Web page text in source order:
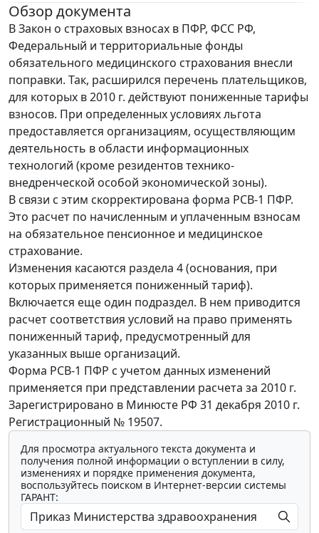
Обзор документа
В Закон о страховых взносах в ПФР, ФСС РФ,
Федеральный и территориальные фонды
обязательного медицинского страхования внесли
поправки. Так, расширился перечень плательщиков,
для которых в 2010 г. действуют пониженные тарифы
взносов. При определенных условиях льгота
предоставляется организациям, осуществляющим
деятельность в области информационных
технологий (кроме резидентов технико-
внедренческой особой экономической зоны).
В связи с этим скорректирована форма РСВ-1 ПФР.
Это расчет по начисленным и уплаченным взносам
на обязательное пенсионное и медицинское
страхование.
Изменения касаются раздела 4 (основания, при
которых применяется пониженный тариф).
Включается еще один подраздел. В нем приводится
расчет соответствия условий на право применять
пониженный тариф, предусмотренный для
указанных выше организаций.
Форма РСВ-1 ПФР с учетом данных изменений
применяется при представлении расчета за 2010 г.
Зарегистрировано в Минюсте РФ 31 декабря 2010 г.
Регистрационный № 19507.
Для просмотра актуального текста документа и
получения полной информации о вступлении в силу,
изменениях и порядке применения документа,
воспользуйтесь поиском в Интернет-версии системы
ГАРАНТ: